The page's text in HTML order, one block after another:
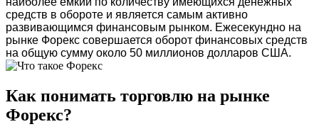
средств в обороте и является самым активно
развивающимся финансовым рынком. Ежесекундно на
рынке Форекс совершается оборот финансовых средств
на общую сумму около 50 миллионов долларов США.
Как понимать торговлю на рынке
Форекс?